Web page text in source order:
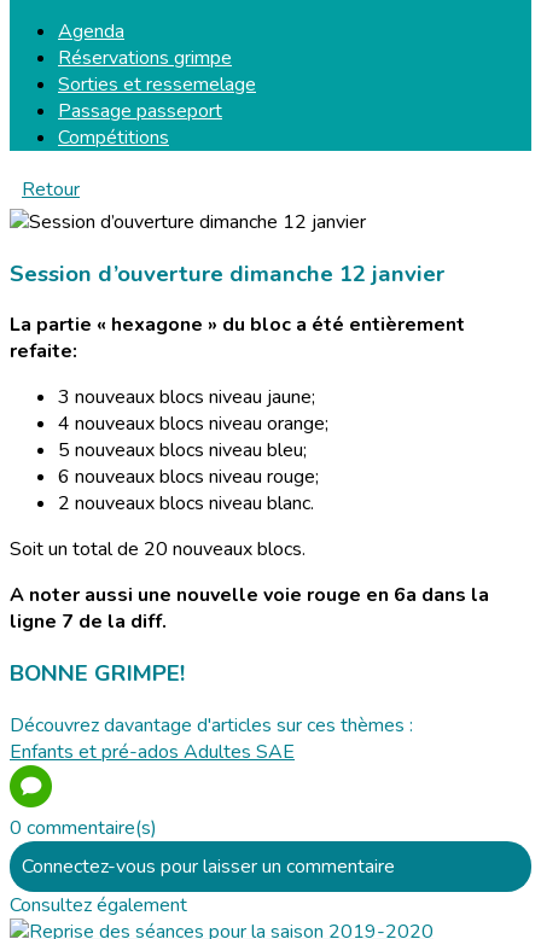
Agenda
Réservations grimpe
Sorties et ressemelage
Passage passeport
Compétitions
Retour
Session d’ouverture dimanche 12 janvier
La partie « hexagone » du bloc a été entièrement
refaite:
3 nouveaux blocs niveau jaune;
4 nouveaux blocs niveau orange;
5 nouveaux blocs niveau bleu;
6 nouveaux blocs niveau rouge;
2 nouveaux blocs niveau blanc.
Soit un total de 20 nouveaux blocs.
A noter aussi une nouvelle voie rouge en 6a dans la
ligne 7 de la diff.
BONNE GRIMPE!
Découvrez davantage d'articles sur ces thèmes :
Enfants et pré-ados Adultes SAE
0 commentaire(s)
Connectez-vous pour laisser un commentaire
Consultez également